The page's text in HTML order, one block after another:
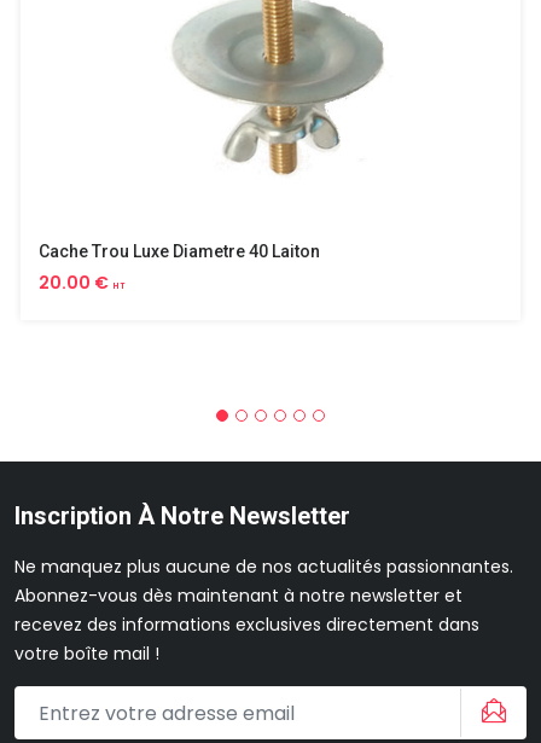
Cache Trou Luxe Diametre 40 Laiton
20.00 € HT
Inscription À Notre Newsletter
Ne manquez plus aucune de nos actualités passionnantes.
Abonnez-vous dès maintenant à notre newsletter et
recevez des informations exclusives directement dans
votre boîte mail !